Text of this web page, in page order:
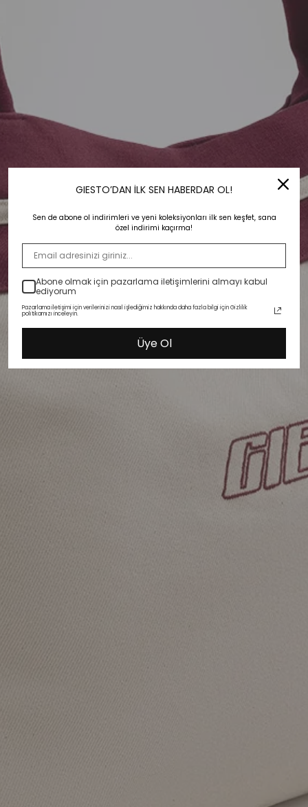
GIESTO’DAN İLK SEN HABERDAR OL!
Sen de abone ol indirimleri ve yeni koleksiyonları ilk sen keşfet, sana
özel indirimi kaçırma!
Abone olmak için pazarlama iletişimlerini almayı kabul
ediyorum
Pazarlama iletişimi için verilerinizi nasıl işlediğimiz hakkında daha fazla bilgi için Gizlilik
politikamızı inceleyin.
Üye Ol